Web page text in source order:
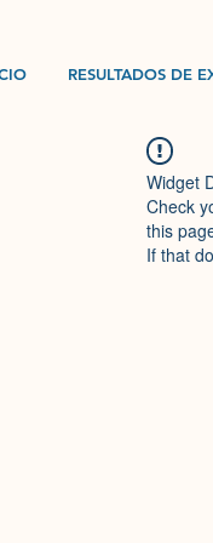
RESULTADOS DE
Widget
Check
this
If that